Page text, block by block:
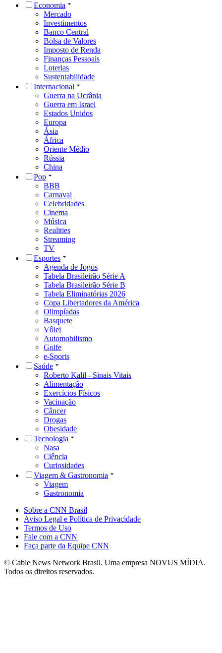
Economia
Mercado
Investimentos
Banco Central
Bolsa de Valores
Imposto de Renda
Finanças Pessoais
Loterias
Sustentabilidade
Internacional
Guerra na Ucrânia
Guerra em Israel
Estados Unidos
Europa
Ásia
África
Oriente Médio
Rússia
China
Pop
BBB
Carnaval
Celebridades
Cinema
Música
Realities
Streaming
TV
Esportes
Agenda de Jogos
Tabela Brasileirão Série A
Tabela Brasileirão Série B
Tabela Eliminatórias 2026
Copa Libertadores da América
Olimpíadas
Basquete
Vôlei
Automobilismo
Golfe
e-Sports
Saúde
Roberto Kalil - Sinais Vitais
Alimentação
Exercícios Físicos
Vacinação
Câncer
Drogas
Obesidade
Tecnologia
Nasa
Ciência
Curiosidades
Viagem & Gastronomia
Viagem
Gastronomia
Sobre a CNN Brasil
Aviso Legal e Política de Privacidade
Termos de Uso
Fale com a CNN
Faça parte da Equipe CNN
© Cable News Network Brasil. Uma empresa NOVUS MÍDIA.
Todos os direitos reservados.